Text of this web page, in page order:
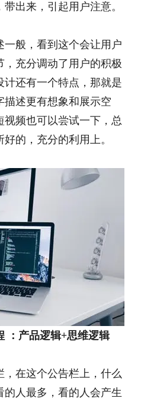
出来，引起用户注意。
般，看到这个会让用户
充分调动了用户的积极
还有一个特点，那就是
描述更有想象和展示空
视频也可以尝试一下，总
的，充分的利用上。
：产品逻辑+思维逻辑
，在这个公告栏上，什么
的人最多，看的人会产生